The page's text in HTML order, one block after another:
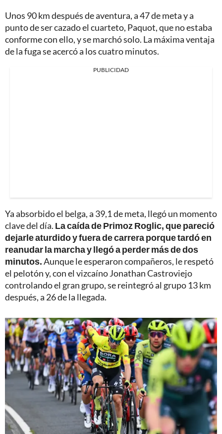
Unos 90 km después de aventura, a 47 de meta y a
punto de ser cazado el cuarteto, Paquot, que no estaba
conforme con ello, y se marchó solo. La máxima ventaja
de la fuga se acercó a los cuatro minutos.
PUBLICIDAD
Ya absorbido el belga, a 39,1 de meta, llegó un momento
clave del día. La caída de Primoz Roglic, que pareció
dejarle aturdido y fuera de carrera porque tardó en
reanudar la marcha y llegó a perder más de dos
minutos.Aunque le esperaron compañeros, le respetó
el pelotón y, con el vizcaíno Jonathan Castroviejo
controlando el gran grupo, se reintegró al grupo 13 km
después, a 26 de la llegada.